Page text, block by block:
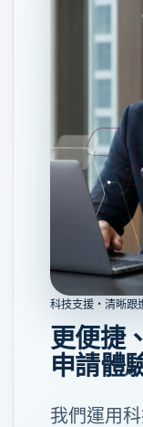
科技支援・清晰跟
更便捷
申請體
我們運用